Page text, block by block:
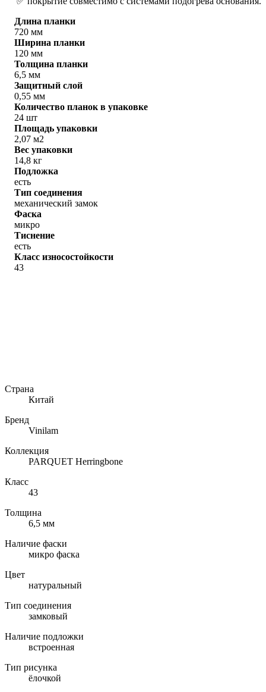
Длина планки
720 мм
Ширина планки
120 мм
Толщина планки
6,5 мм
Защитный слой
0,55 мм
Количество планок в упаковке
24 шт
Площадь упаковки
2,07 м2
Вес упаковки
14,8 кг
Подложка
есть
Тип соединения
механический замок
Фаска
микро
Тиснение
есть
Класс износостойкости
43
Страна
Китай
Бренд
Vinilam
Коллекция
PARQUET Herringbone
Класс
43
Толщина
6,5 мм
Наличие фаски
микро фаска
Цвет
натуральный
Тип соединения
замковый
Наличие подложки
встроенная
Тип рисунка
ёлочкой